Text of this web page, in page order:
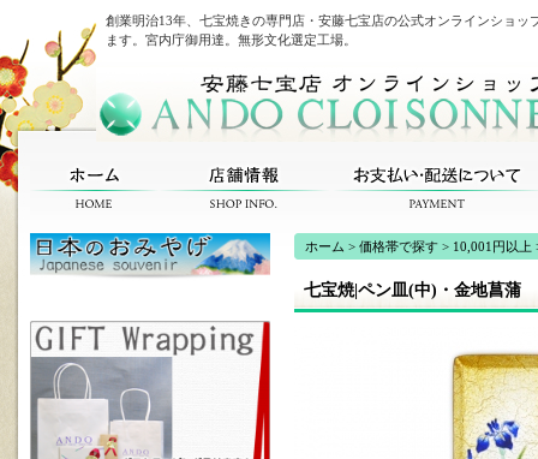
創業明治13年、七宝焼きの専門店・安藤七宝店の公式オンラインショ
ます。宮内庁御用達。無形文化選定工場。
ホーム > 価格帯で探す > 10,001円以上
七宝焼|ペン皿(中)・金地菖蒲